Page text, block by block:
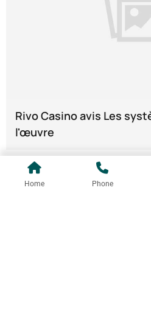
Rivo Casino avis Les
l'œuvre
Home Phone